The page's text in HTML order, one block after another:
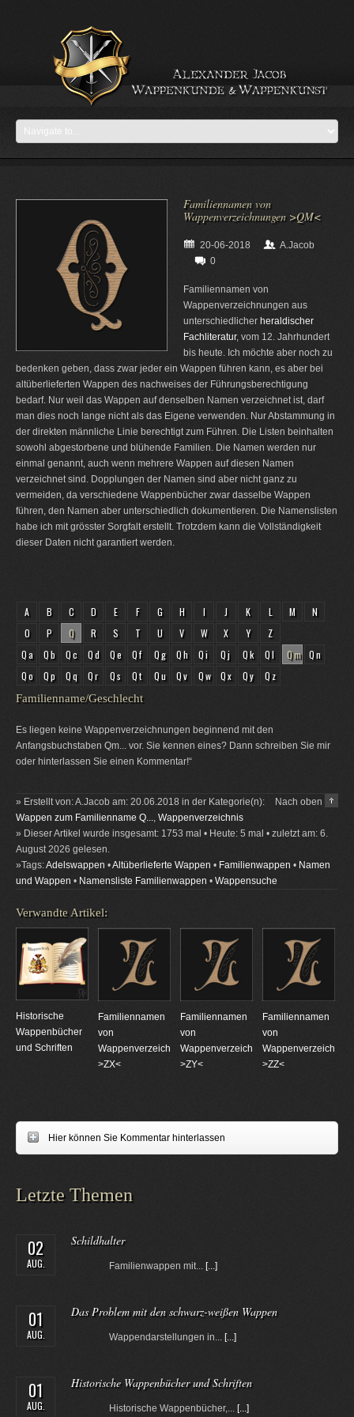
Familiennamen von
Wappenverzeichnungen >QM<
20-06-2018
A.Jacob
0
Familiennamen von
Wappenverzeichnungen aus
unterschiedlicher heraldischer
Fachliteratur, vom 12. Jahrhundert
bis heute. Ich möchte aber noch zu
bedenken geben, dass zwar jeder ein Wappen führen kann, es aber bei
altüberlieferten Wappen des nachweises der Führungsberechtigung
bedarf. Nur weil das Wappen auf denselben Namen verzeichnet ist, darf
man dies noch lange nicht als das Eigene verwenden. Nur Abstammung in
der direkten männliche Linie berechtigt zum Führen. Die Listen beinhalten
sowohl abgestorbene und blühende Familien. Die Namen werden nur
einmal genannt, auch wenn mehrere Wappen auf diesen Namen
verzeichnet sind. Dopplungen der Namen sind aber nicht ganz zu
vermeiden, da verschiedene Wappenbücher zwar dasselbe Wappen
führen, den Namen aber unterschiedlich dokumentieren. Die Namenslisten
habe ich mit grösster Sorgfalt erstellt. Trotzdem kann die Vollständigkeit
dieser Daten nicht garantiert werden.
A B C D E F G H I J K L M
N
O
P Q R S T U V W X Y
Z
Qa
Qb Qc Qd Qe Qf Qg Qh Qi Qj Qk Ql Qm Qn
Qo
Qp Qq Qr Qs Qt Qu Qv Qw Qx Qy Qz
Familienname/Geschlecht
Es liegen keine Wappenverzeichnungen beginnend mit den
Anfangsbuchstaben Qm... vor. Sie kennen eines? Dann schreiben Sie mir
oder hinterlassen Sie einen Kommentar!“
Nach oben
» Erstellt von: A.Jacob am: 20.06.2018 in der Kategorie(n):
Wappen zum Familienname Q..., Wappenverzeichnis
» Dieser Artikel wurde insgesamt: 1753 mal • Heute: 5 mal • zuletzt am: 6.
August 2026 gelesen.
»Tags:Adelswappen •Altüberlieferte Wappen • Familienwappen • Namen
und Wappen • Namensliste Familienwappen • Wappensuche
Verwandte Artikel:
Historische
Wappenbücher
und Schriften
Familiennamen
von
Wappenverzeichnungen
>ZX<
Familiennamen
von
Wappenverzeichnungen
>ZY<
Familiennamen
von
>ZZ<
Hier können Sie Kommentar hinterlassen
Letzte Themen
02
AUG.
Schildhalter
Familienwappen mit... [...]
01
AUG.
Das Problem mit den schwarz-weißen Wappen
Wappendarstellungen in... [...]
01
AUG.
Historische Wappenbücher und Schriften
Historische Wappenbücher,... [...]